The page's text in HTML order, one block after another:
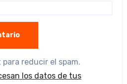
reducir el spam.
los datos de tus